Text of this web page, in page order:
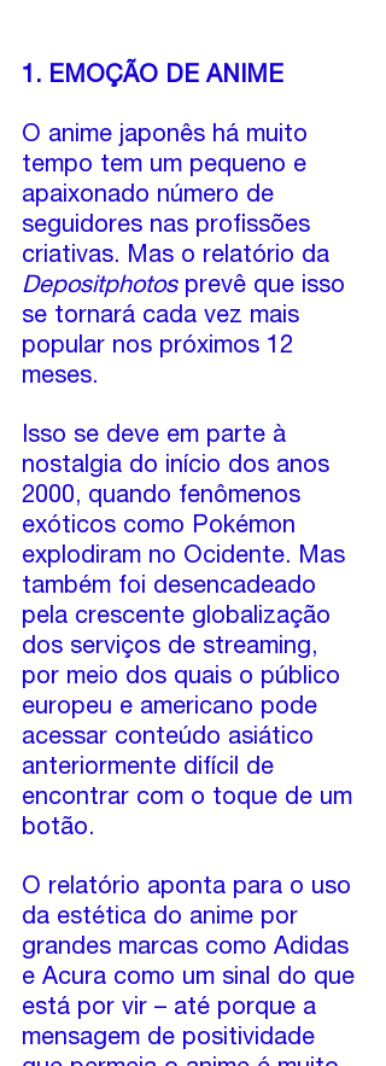
1. EMOÇÃO DE ANIME
O anime japonês há muito
tempo tem um pequeno e
apaixonado número de
seguidores nas profissões
criativas. Mas o relatório da
Depositphotos prevê que isso
se tornará cada vez mais
popular nos próximos 12
meses.
Isso se deve em parte à
nostalgia do início dos anos
2000, quando fenômenos
exóticos como Pokémon
explodiram no Ocidente. Mas
também foi desencadeado
pela crescente globalização
dos serviços de streaming,
por meio dos quais o público
europeu e americano pode
acessar conteúdo asiático
anteriormente difícil de
encontrar com o toque de um
botão.
O relatório aponta para o uso
da estética do anime por
grandes marcas como Adidas
e Acura como um sinal do que
está por vir – até porque a
mensagem de positividade